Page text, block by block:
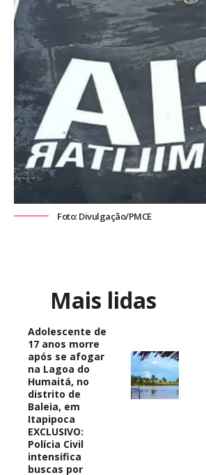
Foto: Divulgação/PMCE
Mais lidas
Adolescente de
17 anos morre
após se afogar
na Lagoa do
Humaitá, no
distrito de
Baleia, em
Itapipoca
EXCLUSIVO:
Polícia Civil
intensifica
buscas por